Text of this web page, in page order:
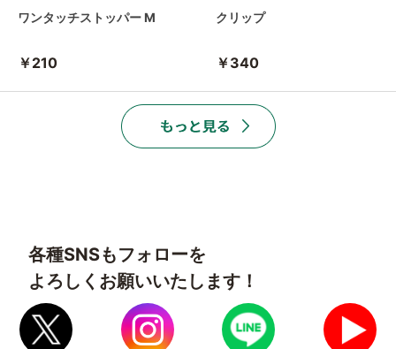
ワンタッチストッパー M
￥210
クリップ
￥340
各種SNSもフォローを
よろしくお願いいたします！